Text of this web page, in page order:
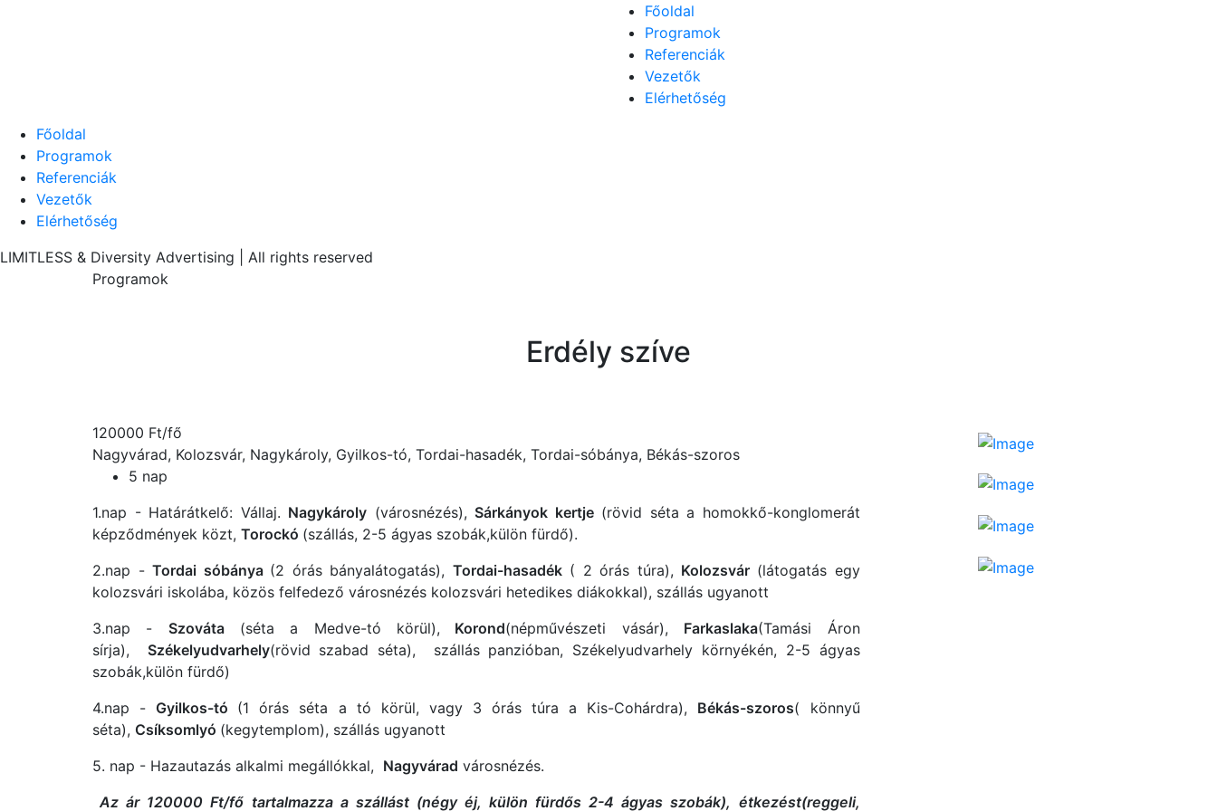
Főoldal
Programok
Referenciák
Vezetők
Elérhetőség
Főoldal
Programok
Referenciák
Vezetők
Elérhetőség
LIMITLESS & Diversity Advertising | All rights reserved
Programok
Erdély szíve
120000 Ft/fő
Nagyvárad, Kolozsvár, Nagykároly, Gyilkos-tó, Tordai-hasadék, Tordai-sóbánya, Békás-szoros
5 nap
1.nap - Határátkelő: Vállaj. Nagykároly (városnézés), Sárkányok kertje(rövid séta a homokkő-konglomerát
képződmények közt, Torockó (szállás, 2-5 ágyas szobák,külön fürdő).
2.nap -Tordai sóbánya (2 órás bányalátogatás), Tordai-hasadék( 2 órás túra), Kolozsvár (látogatás egy
kolozsvári iskolába, közös felfedező városnézés kolozsvári hetedikes diákokkal), szállás ugyanott
3.nap - Szováta(séta a Medve-tó körül), Korond(népművészeti vásár), Farkaslaka(Tamási Áron
sírja), Székelyudvarhely(rövid szabad séta), szállás panzióban, Székelyudvarhely környékén, 2-5 ágyas
szobák,külön fürdő)
4.nap - Gyilkos-tó (1 órás séta a tó körül, vagy 3 órás túra a Kis-Cohárdra), Békás-szoros( könnyű
séta), Csíksomlyó (kegytemplom), szállás ugyanott
5. nap - Hazautazás alkalmi megállókkal, Nagyvárad városnézés.
Az ár 120000 Ft/fő tartalmazza a szállást (négy éj, külön fürdős 2-4 ágyas szobák), étkezést(reggeli,